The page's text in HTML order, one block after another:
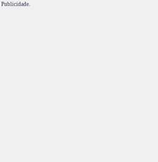
Publicidade.